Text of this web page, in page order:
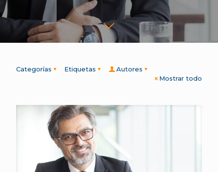
Categorías Etiquetas
Autores
Mostrar todo